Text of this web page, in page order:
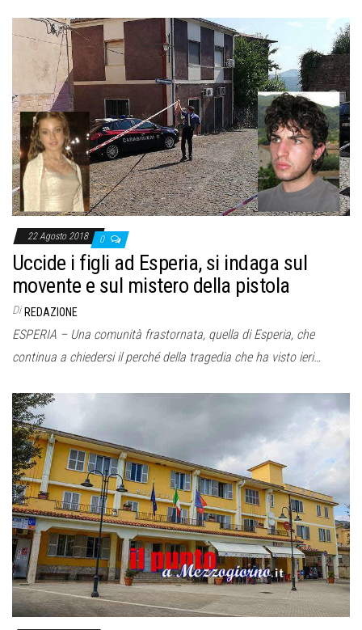
22 Agosto 2018 0
Uccide i figli ad Esperia, si indaga sul
movente e sul mistero della pistola
Di REDAZIONE
ESPERIA – Una comunità frastornata, quella di Esperia, che
continua a chiedersi il perché della tragedia che ha visto ieri…